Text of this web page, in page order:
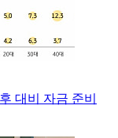
대비 자금 준비